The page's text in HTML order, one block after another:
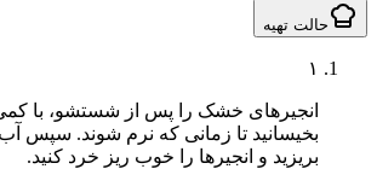
تهیه
انجیرهای خشک را پس از شستشو، با کمی آب
بخیسانید تا زمانی که نرم شوند. سپس آب اضافی
بریزید و انجیرها را خوب ریز خرد کنید.